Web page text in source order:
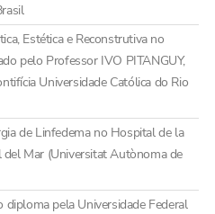
Estética e Reconstrutiva no
pelo Professor IVO PITANGUY,
Universidade Católica do Rio
de Linfedema no Hospital de la
Mar (Universitat Autònoma de
diploma pela Universidade Federal